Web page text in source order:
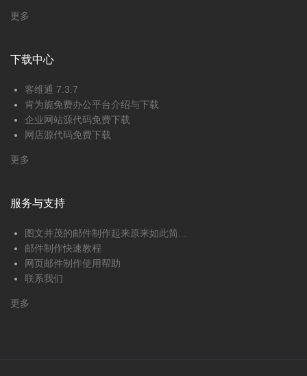
更多
下载中心
客维通 7.3.7
肯为旎免费办公平台介绍与下载
企业网站源代码免费下载
网店源代码免费下载
更多
服务与支持
图文并茂的邮件制作起来原来如此简...
邮件制作快速教程
网页邮件制作使用帮助
联系我们
更多